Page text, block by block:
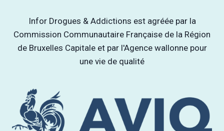
Infor Drogues & Addictions est agréée par la
Commission Communautaire Française de la Région
de Bruxelles Capitale et par l'Agence wallonne pour
une vie de qualité